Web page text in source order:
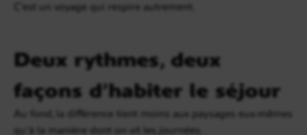
C’est un voyage qui respire autrement.
Deux rythmes, deux
façons d’habiter le séjour
Au fond, la différence tient moins aux paysages eux-mêmes
qu’à la manière dont on vit les journées.